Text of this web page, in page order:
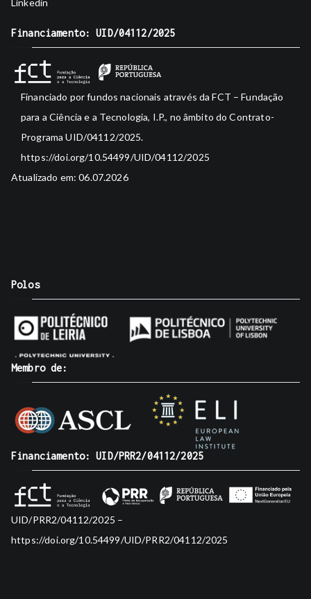
Linkedin
Financiamento: UID/04112/2025
Financiado por fundos nacionais através da FCT – Fundação
para a Ciência e a Tecnologia, I.P., no âmbito do Contrato-
Programa UID/04112/2025.
https://doi.org/10.54499/UID/04112/2025
Atualizado em: 06.07.2026
Polos
Membro de:
Financiamento: UID/PRR2/04112/2025
UID/PRR2/04112/2025 –
https://doi.org/10.54499/UID/PRR2/04112/2025